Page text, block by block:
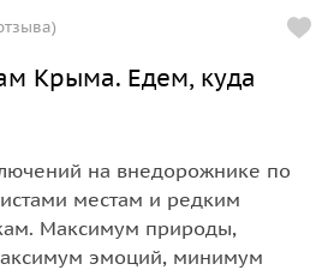
Крыма. Едем, куда
на внедорожнике по
местам и редким
Максимум природы,
эмоций, минимум